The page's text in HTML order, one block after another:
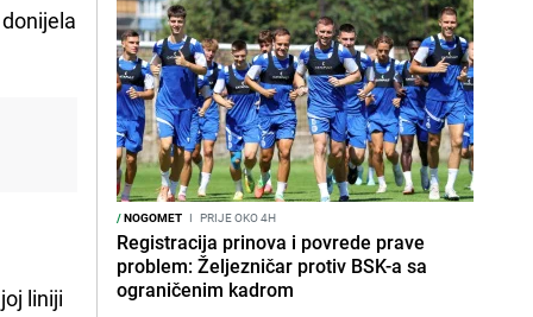
liniji
/NOGOMET I PRIJE OKO 4H
Registracija prinova i povrede prave
problem: Željezničar protiv BSK-a sa
ograničenim kadrom